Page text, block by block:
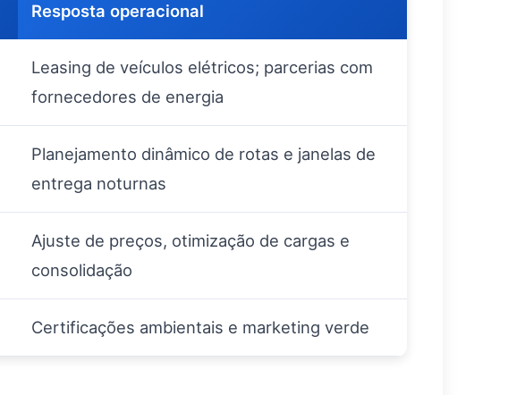
Resposta operacional
Leasing de veículos elétricos; parcerias com
fornecedores de energia
Planejamento dinâmico de rotas e janelas de
entrega noturnas
Ajuste de preços, otimização de cargas e
consolidação
Certificações ambientais e marketing verde